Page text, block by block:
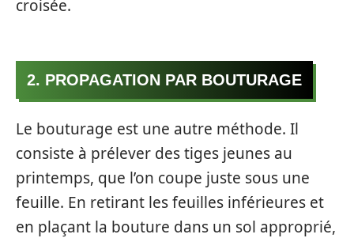
croisée.
2. PROPAGATION PAR BOUTURAGE
Le bouturage est une autre méthode. Il
consiste à prélever des tiges jeunes au
printemps, que l’on coupe juste sous une
feuille. En retirant les feuilles inférieures et
en plaçant la bouture dans un sol approprié,